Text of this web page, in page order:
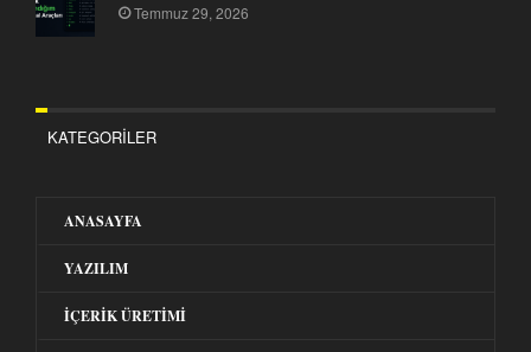
Temmuz 29, 2026
KATEGORILER
ANASAYFA
YAZILIM
İÇERIK ÜRETIMI